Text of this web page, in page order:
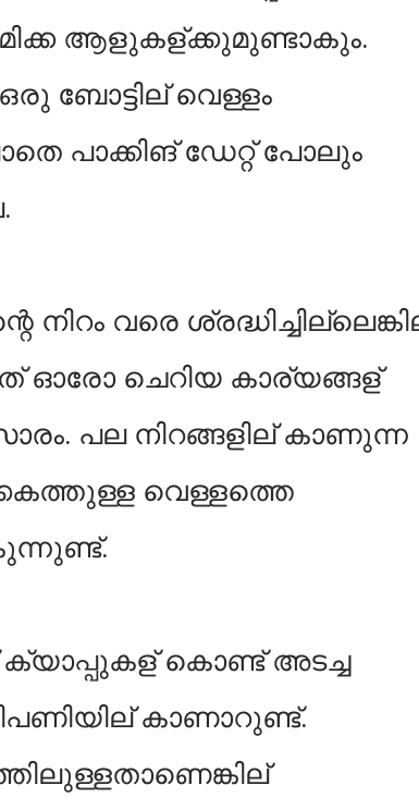
ആളുകള്ക്കുമുണ്ടാകും.
ബോട്ടില് വെള്ളം
പാക്കിങ് ഡേറ്റ് പോലും
നിറം വരെ
ഓരോ ചെറിയ കാര്യങ്ങള്
പല നിറങ്ങളില് കാണുന്ന
വെള്ളത്തെ
ക്യാപ്പുകള് കൊണ്ട് അടച്ച
കാണാറുണ്ട്.